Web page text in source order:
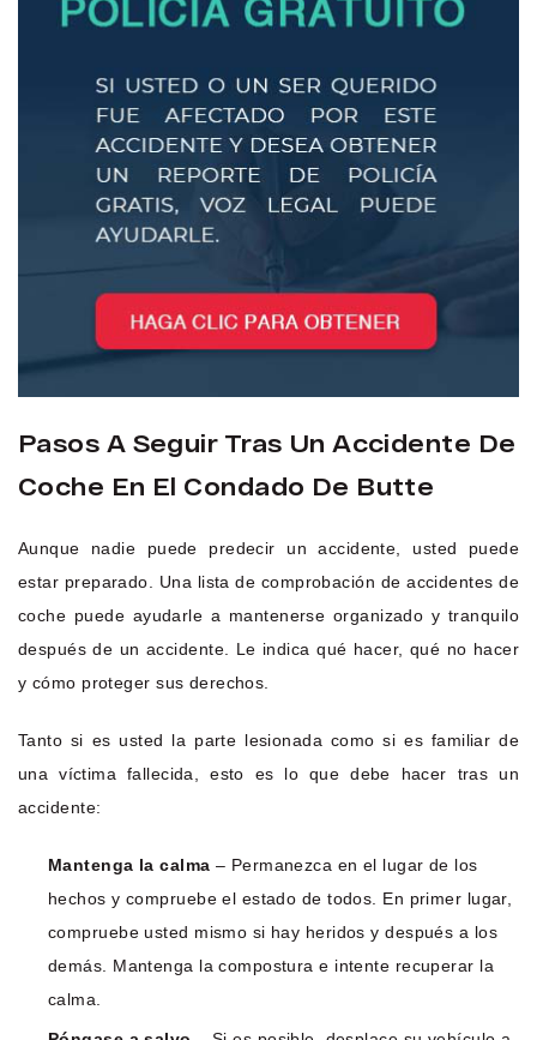
Pasos A Seguir Tras Un Accidente De
Coche En El Condado De Butte
Aunque nadie puede predecir un accidente, usted puede
estar preparado. Una lista de comprobación de accidentes de
coche puede ayudarle a mantenerse organizado y tranquilo
después de un accidente. Le indica qué hacer, qué no hacer
y cómo proteger sus derechos.
Tanto si es usted la parte lesionada como si es familiar de
una víctima fallecida, esto es lo que debe hacer tras un
accidente:
Mantenga la calma – Permanezca en el lugar de los
hechos y compruebe el estado de todos. En primer lugar,
compruebe usted mismo si hay heridos y después a los
demás. Mantenga la compostura e intente recuperar la
calma.